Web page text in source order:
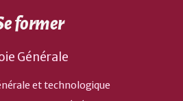
former
Générale
et technologique